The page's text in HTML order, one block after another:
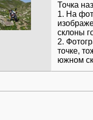
Точка
1. На
склоны
2.
точке,
южном